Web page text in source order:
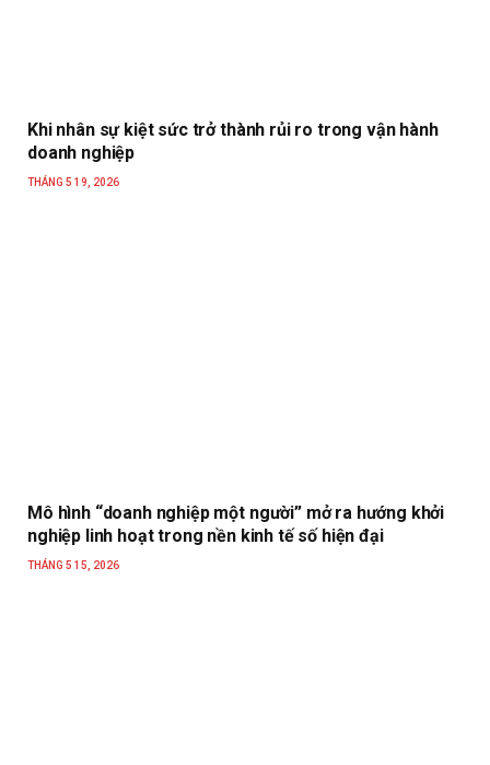
Khi nhân sự kiệt sức trở thành rủi ro trong vận hành
doanh nghiệp
THÁNG 5 19, 2026
Mô hình “doanh nghiệp một người” mở ra hướng khởi
nghiệp linh hoạt trong nền kinh tế số hiện đại
THÁNG 5 15, 2026